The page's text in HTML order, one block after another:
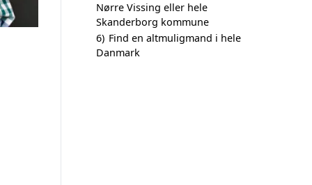
Nørre Vissing eller hele
Skanderborg kommune
6) Find en altmuligmand i hele
Danmark